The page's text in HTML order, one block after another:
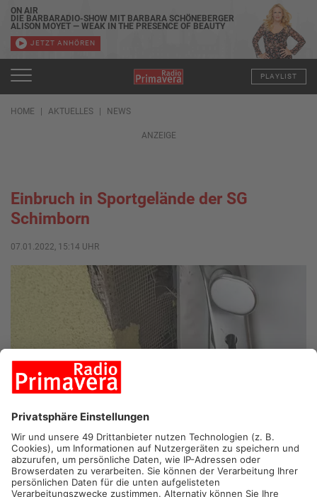
ON AIR
DIE BARBARADIO-SHOW MIT BARBARA SCHÖNEBERGER
ALISON MOYET — WEAK IN THE PRESENCE OF BEAUTY
JETZT ANHÖREN
PLAYLIST
HOME AKTUELLES NEWS
ANZEIGE
Einbruch in Sportgelände der SG
Schimborn
07.01.2022, 15:14 UHR